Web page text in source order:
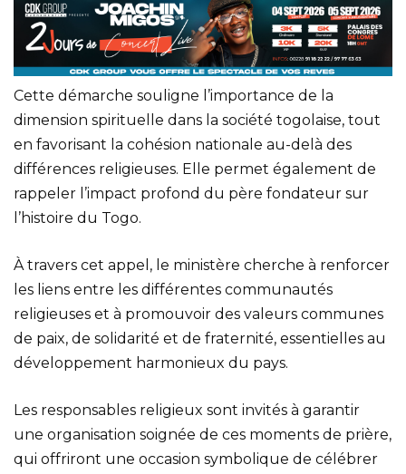
Cette démarche souligne l’importance de la
dimension spirituelle dans la société togolaise, tout
en favorisant la cohésion nationale au-delà des
différences religieuses. Elle permet également de
rappeler l’impact profond du père fondateur sur
l’histoire du Togo.
À travers cet appel, le ministère cherche à renforcer
les liens entre les différentes communautés
religieuses et à promouvoir des valeurs communes
de paix, de solidarité et de fraternité, essentielles au
développement harmonieux du pays.
Les responsables religieux sont invités à garantir
une organisation soignée de ces moments de prière,
qui offriront une occasion symbolique de célébrer